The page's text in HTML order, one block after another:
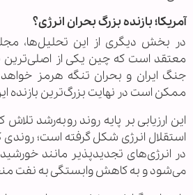
آمریکا؛ بازنده بزرگ بحران انرژی؟
در بخش دیگری از این تحلیل‌ها، مجله
معتقد است که چین یکی از اصلی‌ترین
جنگ ایران و بحران تنگه هرمز خواهد
ممکن است در نهایت بزرگ‌ترین بازنده
این ارزیابی بر پایه روند روبه‌رشد
استقلال انرژی شکل گرفته است؛ روندی
در انرژی‌های تجدیدپذیر مانند
می‌شود و به کاهش وابستگی به نفت